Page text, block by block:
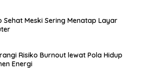
Sehat Meski Sering Menatap Layar
Risiko Burnout lewat Pola Hidup
Energi